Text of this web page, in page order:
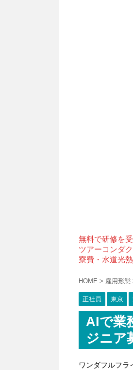
無料で研修を
ツアーコンダ
寮費・水道光
HOME > 雇用形態
正社員 東京
AIで業
ジニア
ワンダフルフラ